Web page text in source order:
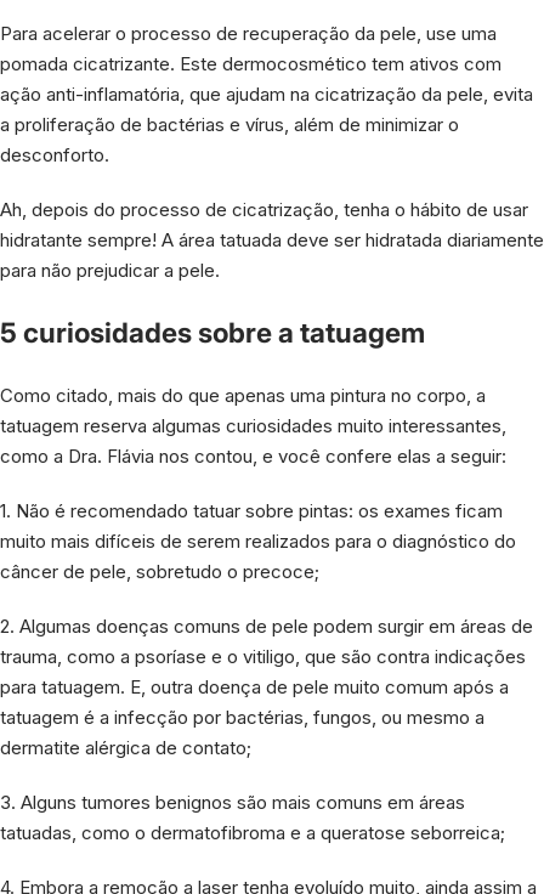
Para acelerar o processo de recuperação da pele, use uma
pomada cicatrizante. Este dermocosmético tem ativos com
ação anti-inflamatória, que ajudam na cicatrização da pele, evita
a proliferação de bactérias e vírus, além de minimizar o
desconforto.
Ah, depois do processo de cicatrização, tenha o hábito de usar
hidratante sempre! A área tatuada deve ser hidratada diariamente
para não prejudicar a pele.
5 curiosidades sobre a tatuagem
Como citado, mais do que apenas uma pintura no corpo, a
tatuagem reserva algumas curiosidades muito interessantes,
como a Dra. Flávia nos contou, e você confere elas a seguir:
1. Não é recomendado tatuar sobre pintas: os exames ficam
muito mais difíceis de serem realizados para o diagnóstico do
câncer de pele, sobretudo o precoce;
2. Algumas doenças comuns de pele podem surgir em áreas de
trauma, como a psoríase e o vitiligo, que são contra indicações
para tatuagem. E, outra doença de pele muito comum após a
tatuagem é a infecção por bactérias, fungos, ou mesmo a
dermatite alérgica de contato;
3. Alguns tumores benignos são mais comuns em áreas
tatuadas, como o dermatofibroma e a queratose seborreica;
4. Embora a remoção a laser tenha evoluído muito, ainda assim a